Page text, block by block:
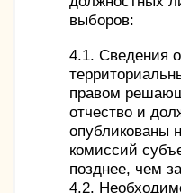
выборов:
4.1. Сведения
правом
отчество и
опубликованы
комиссий
позднее, чем
4.2.